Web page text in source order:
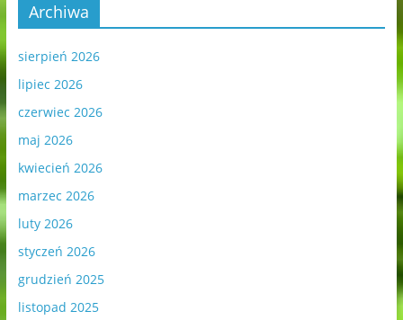
Archiwa
sierpień 2026
lipiec 2026
czerwiec 2026
maj 2026
kwiecień 2026
marzec 2026
luty 2026
styczeń 2026
grudzień 2025
listopad 2025